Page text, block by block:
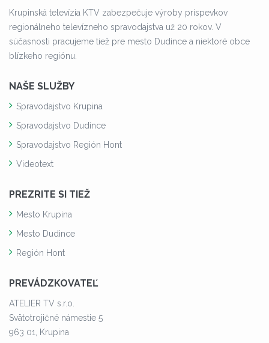
Krupinská televízia KTV zabezpečuje výroby príspevkov
regionálneho televízneho spravodajstva už 20 rokov. V
súčasnosti pracujeme tiež pre mesto Dudince a niektoré obce
blízkeho regiónu.
NAŠE SLUŽBY
Spravodajstvo Krupina
Spravodajstvo Dudince
Spravodajstvo Región Hont
Videotext
PREZRITE SI TIEŽ
Mesto Krupina
Mesto Dudince
Región Hont
PREVÁDZKOVATEĽ
ATELIER TV s.r.o.
Svätotrojičné námestie 5
963 01, Krupina